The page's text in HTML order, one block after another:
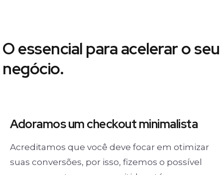
O essencial para acelerar o seu
negócio.
Adoramos umcheckout minimalista
Acreditamos que você deve focar em otimizar
suas conversões, por isso, fizemos o possível